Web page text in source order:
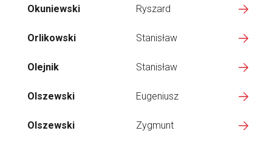
Okuniewski Ryszard
Orlikowski Stanisław
Olejnik Stanisław
Olszewski Eugeniusz
Olszewski Zygmunt